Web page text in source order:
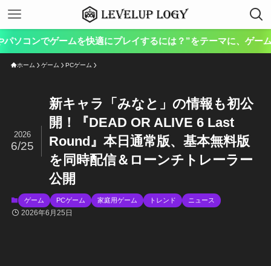
本
ホーム ゲーム PCゲーム
新キャラ「みなと」の情報も初公
開！『DEAD OR ALIVE 6 Last
Round』本日通常版、基本無料版
を同時配信＆ローンチトレーラー
公開
2026
6/25
ゲーム PCゲーム 家庭用ゲーム トレンド ニュース
2026年6月25日